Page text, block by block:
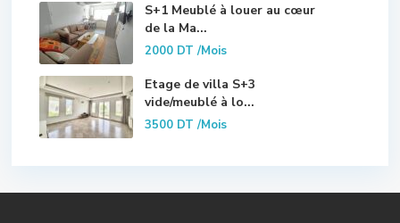
S+1 Meublé à louer au cœur
de la Ma...
2000 DT/Mois
Etage de villa S+3
vide/meublé à lo...
3500 DT/Mois